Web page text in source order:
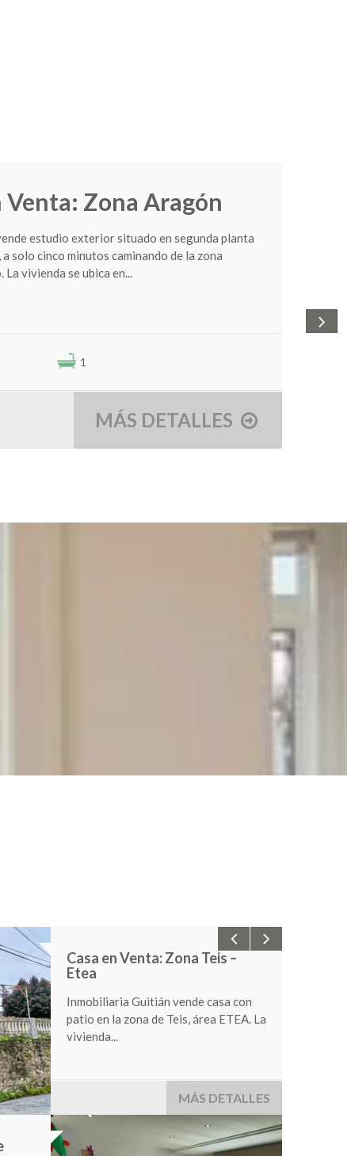
Venta: Zona Aragón
estudio exterior situado en segunda planta
solo cinco minutos caminando de la zona
vivienda se ubica en...
1
MÁS DETALLES
Alquiler/Venta local zona
Travesía de Vigo
Se alquila local comercial en la zona
de Travesía de Vigo. Se distribuye en
370...
MÁS DETALLES